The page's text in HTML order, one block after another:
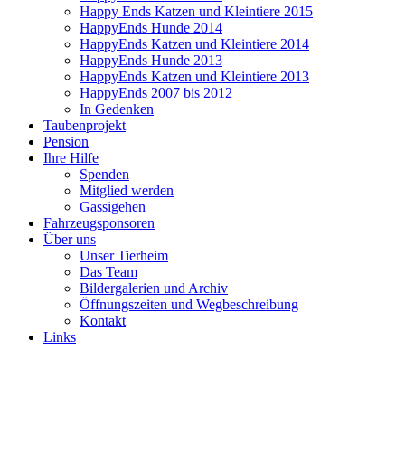
Happy Ends Katzen und Kleintiere 2015
HappyEnds Hunde 2014
HappyEnds Katzen und Kleintiere 2014
HappyEnds Hunde 2013
HappyEnds Katzen und Kleintiere 2013
HappyEnds 2007 bis 2012
In Gedenken
Taubenprojekt
Pension
Ihre Hilfe
Spenden
Mitglied werden
Gassigehen
Fahrzeugsponsoren
Über uns
Unser Tierheim
Das Team
Bildergalerien und Archiv
Öffnungszeiten und Wegbeschreibung
Kontakt
Links